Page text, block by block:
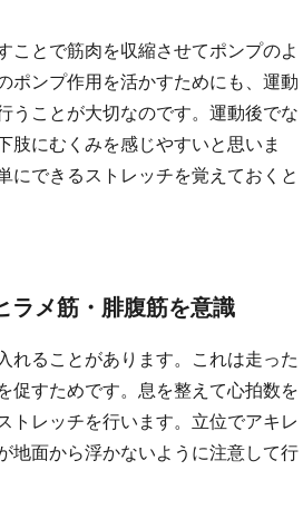
ことで筋肉を収縮させてポンプのよ
ポンプ作用を活かすためにも、運動
うことが大切なのです。運動後でな
肢にむくみを感じやすいと思いま
にできるストレッチを覚えておくと
メ筋・腓腹筋を意識
れることがあります。これは走った
促すためです。息を整えて心拍数を
トレッチを行います。立位でアキレ
地面から浮かないように注意して行